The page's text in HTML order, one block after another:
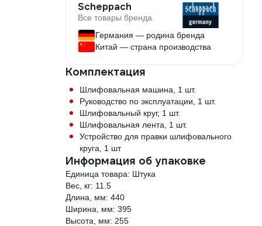
Scheppach
Все товары бренда
Германия — родина бренда
Китай — страна производства
Комплектация
Шлифовальная машина, 1 шт.
Руководство по эксплуатации, 1 шт.
Шлифовальный круг, 1 шт.
Шлифовальная лента, 1 шт.
Устройство для правки шлифовального
круга, 1 шт
Информация об упаковке
Единица товара: Штука
Вес, кг: 11.5
Длина, мм: 440
Ширина, мм: 395
Высота, мм: 255